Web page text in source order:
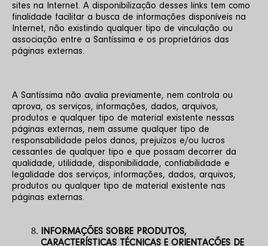
sites na Internet. A disponibilização desses links tem como
finalidade facilitar a busca de informações disponíveis na
Internet, não existindo qualquer tipo de vinculação ou
associação entre a Santíssima e os proprietários das
páginas externas.
A Santíssima não avalia previamente, nem controla ou
aprova, os serviços, informações, dados, arquivos,
produtos e qualquer tipo de material existente nessas
páginas externas, nem assume qualquer tipo de
responsabilidade pelos danos, prejuízos e/ou lucros
cessantes de qualquer tipo e que possam decorrer da
qualidade, utilidade, disponibilidade, confiabilidade e
legalidade dos serviços, informações, dados, arquivos,
produtos ou qualquer tipo de material existente nas
páginas externas.
INFORMAÇÕES SOBRE PRODUTOS,
CARACTERÍSTICAS TÉCNICAS E ORIENTAÇÕES DE